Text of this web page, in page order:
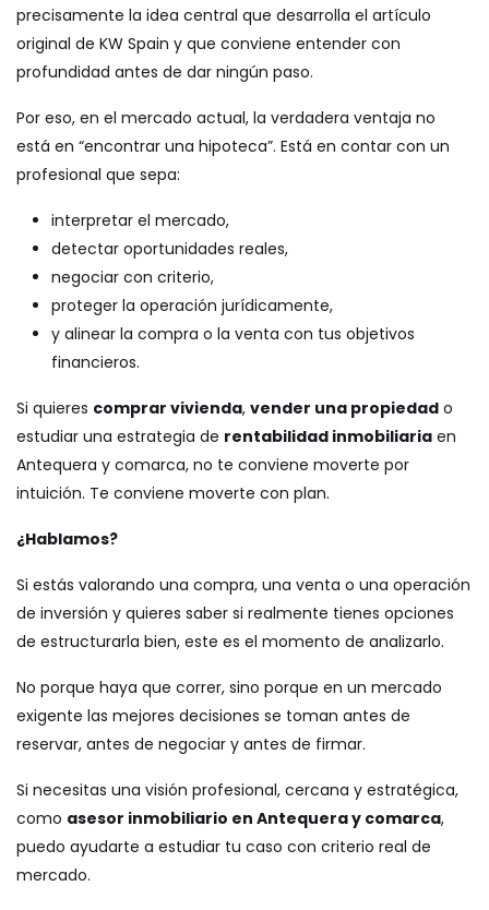
precisamente la idea central que desarrolla el artículo
original de KW Spain y que conviene entender con
profundidad antes de dar ningún paso.
Por eso, en el mercado actual, la verdadera ventaja no
está en “encontrar una hipoteca”. Está en contar con un
profesional que sepa:
interpretar el mercado,
detectar oportunidades reales,
negociar con criterio,
proteger la operación jurídicamente,
y alinear la compra o la venta con tus objetivos
financieros.
Si quieres comprar vivienda, vender una propiedad o
estudiar una estrategia de rentabilidad inmobiliaria en
Antequera y comarca, no te conviene moverte por
intuición. Te conviene moverte con plan.
¿Hablamos?
Si estás valorando una compra, una venta o una operación
de inversión y quieres saber si realmente tienes opciones
de estructurarla bien, este es el momento de analizarlo.
No porque haya que correr, sino porque en un mercado
exigente las mejores decisiones se toman antes de
reservar, antes de negociar y antes de firmar.
Si necesitas una visión profesional, cercana y estratégica,
como asesor inmobiliario en Antequera y comarca,
puedo ayudarte a estudiar tu caso con criterio real de
mercado.